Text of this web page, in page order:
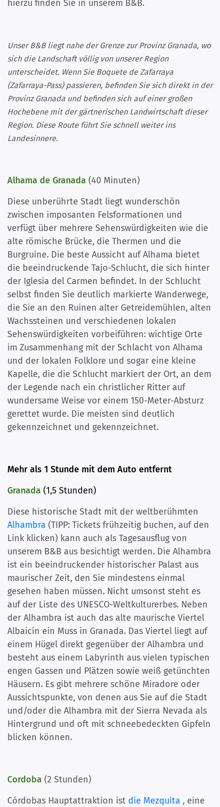
hierzu finden Sie in unserem B&B.
Unser B&B liegt nahe der Grenze zur Provinz Granada, wo
sich die Landschaft völlig von unserer Region
unterscheidet. Wenn Sie Boquete de Zafarraya
(Zafarraya-Pass) passieren, befinden Sie sich direkt in der
Provinz Granada und befinden sich auf einer großen
Hochebene mit der gärtnerischen Landwirtschaft dieser
Region. Diese Route führt Sie schnell weiter ins
Landesinnere.
Alhama de Granada (40 Minuten)
Diese unberührte Stadt liegt wunderschön
zwischen imposanten Felsformationen und
verfügt über mehrere Sehenswürdigkeiten wie die
alte römische Brücke, die Thermen und die
Burgruine. Die beste Aussicht auf Alhama bietet
die beeindruckende Tajo-Schlucht, die sich hinter
der Iglesia del Carmen befindet. In der Schlucht
selbst finden Sie deutlich markierte Wanderwege,
die Sie an den Ruinen alter Getreidemühlen, alten
Wachssteinen und verschiedenen lokalen
Sehenswürdigkeiten vorbeiführen: wichtige Orte
im Zusammenhang mit der Schlacht von Alhama
und der lokalen Folklore und sogar eine kleine
Kapelle, die die Schlucht markiert der Ort, an dem
der Legende nach ein christlicher Ritter auf
wundersame Weise vor einem 150-Meter-Absturz
gerettet wurde. Die meisten sind deutlich
gekennzeichnet und gekennzeichnet.
Mehr als 1 Stunde mit dem Auto entfernt
Granada (1,5 Stunden)
Diese historische Stadt mit der weltberühmten
Alhambra (TIPP: Tickets frühzeitig buchen, auf den
Link klicken) kann auch als Tagesausflug von
unserem B&B aus besichtigt werden. Die Alhambra
ist ein beeindruckender historischer Palast aus
maurischer Zeit, den Sie mindestens einmal
gesehen haben müssen. Nicht umsonst steht es
auf der Liste des UNESCO-Weltkulturerbes. Neben
der Alhambra ist auch das alte maurische Viertel
Albaicín ein Muss in Granada. Das Viertel liegt auf
einem Hügel direkt gegenüber der Alhambra und
besteht aus einem Labyrinth aus vielen typischen
engen Gassen und Plätzen sowie weiß getünchten
Häusern. Es gibt mehrere schöne Miradore oder
Aussichtspunkte, von denen aus Sie auf die Stadt
und/oder die Alhambra mit der Sierra Nevada als
Hintergrund und oft mit schneebedeckten Gipfeln
blicken können.
Cordoba (2 Stunden)
Córdobas Hauptattraktion ist die Mezquita , eine